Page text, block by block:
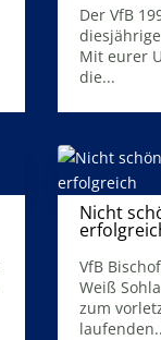
Der VfB
Mit eurer
die...
Nicht
VfB
Weiß
zum